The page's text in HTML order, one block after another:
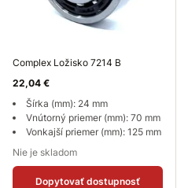
Complex Ložisko 7214 B
22,04 €
Šírka (mm): 24 mm
Vnútorný priemer (mm): 70 mm
Vonkajší priemer (mm): 125 mm
Nie je skladom
Dopytovať dostupnosť